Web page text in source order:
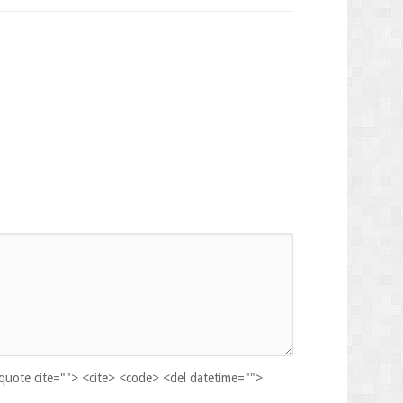
cite=""> <cite> <code> <del datetime="">